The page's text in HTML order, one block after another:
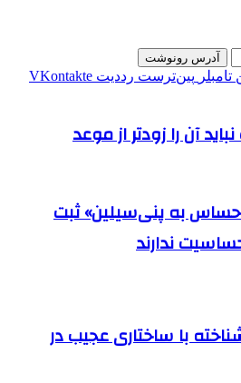
آدرس رونوشت
‫تامبلر ‫پین‌ترست ‫رددیت ‫VKontakte
آن را زودتر از موعد
به پنی‌سیلین» ثبت
ندارند
با ساختاری عجیب در